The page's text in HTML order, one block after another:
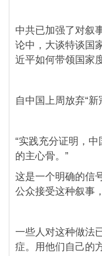
中共已加强了对叙
论中，大谈特谈国
近平如何带领国家
自中国上周放弃“
“实践充分证明，
的主心骨。”
这是一个明确的信
公众接受这种叙事
一些人对这种做法
症。用他们自己的